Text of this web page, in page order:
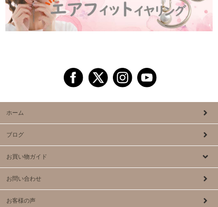
ホーム
ブログ
お買い物ガイド
お問い合わせ
お客様の声